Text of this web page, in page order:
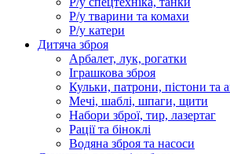
Р/у тварини та комахи
Р/у катери
Дитяча зброя
Арбалет, лук, рогатки
Іграшкова зброя
Кульки, патрони, пістони та
Мечі, шаблі, шпаги, щити
Набори зброї, тир, лазертаг
Рації та біноклі
Водяна зброя та насоси